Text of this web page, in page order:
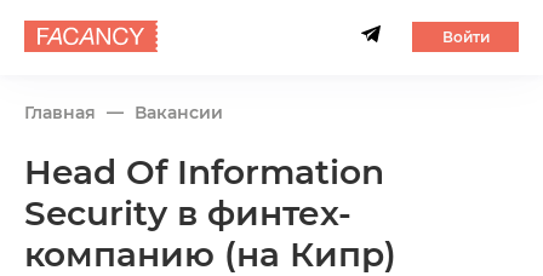
Войти
Главная Вакансии
Head Of Information
Security в финтех-
компанию (на Кипр)